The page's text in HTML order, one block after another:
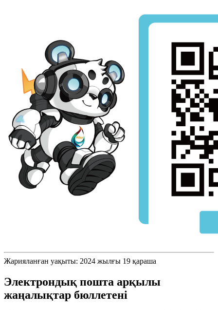
Жарияланған уақыты: 2024 жылғы 19 қараша
Электрондық пошта арқылы
жаңалықтар бюллетені